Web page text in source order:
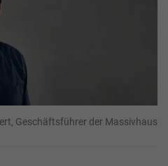
Geschäftsführer der Massivhaus